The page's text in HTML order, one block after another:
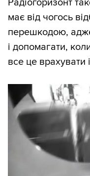
має від чогось
перешкодою,
і допомагати,
все це врахувати